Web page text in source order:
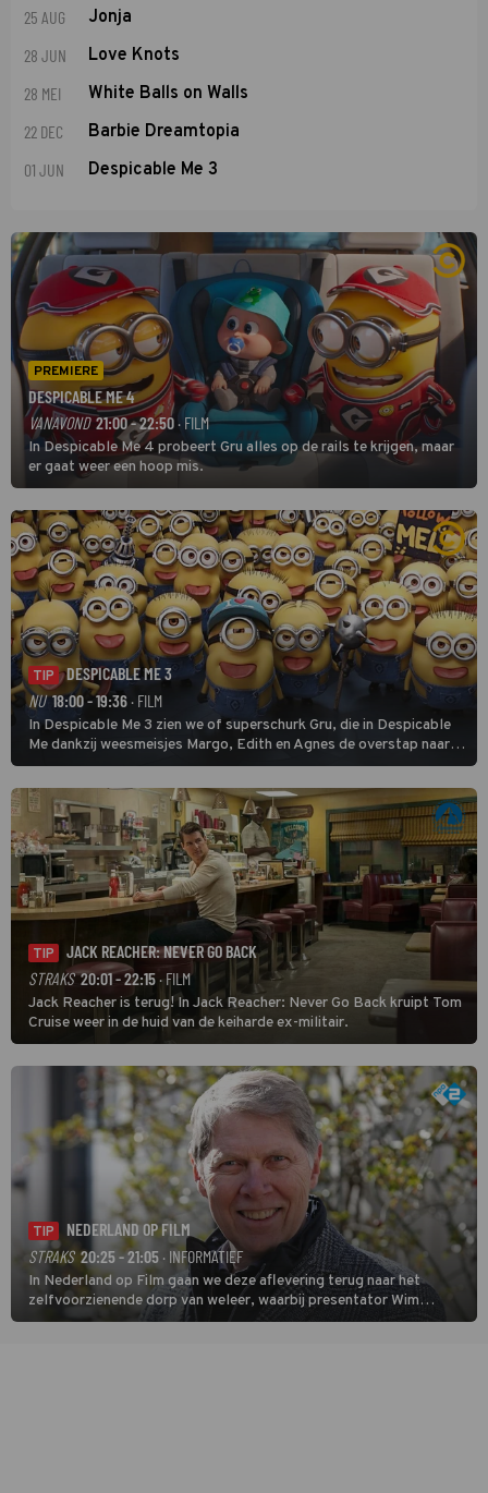
25 AUG Jonja
28 JUN Love Knots
28 MEI White Balls on Walls
22 DEC Barbie Dreamtopia
01 JUN Despicable Me 3
PREMIERE
DESPICABLE ME 4
VANAVOND 21:00 - 22:50 · FILM
In Despicable Me 4 probeert Gru alles op de rails te krijgen, maar
er gaat weer een hoop mis.
TIP
DESPICABLE ME 3
NU 18:00 - 19:36 · FILM
In Despicable Me 3 zien we of superschurk Gru, die in Despicable
Me dankzij weesmeisjes Margo, Edith en Agnes de overstap naar
het rechte pad maakte, ook op dat pad weet te blijven.
TIP
JACK REACHER: NEVER GO BACK
STRAKS 20:01 - 22:15· FILM
Jack Reacher is terug! In Jack Reacher: Never Go Back kruipt Tom
Cruise weer in de huid van de keiharde ex-militair.
TIP
NEDERLAND OP FILM
STRAKS 20:25 - 21:05 · INFORMATIEF
In Nederland op Film gaan we deze aflevering terug naar het
zelfvoorzienende dorp van weleer, waarbij presentator Wim
Daniëls de kijkers meeneemt op reis door de tijd aan de hand van